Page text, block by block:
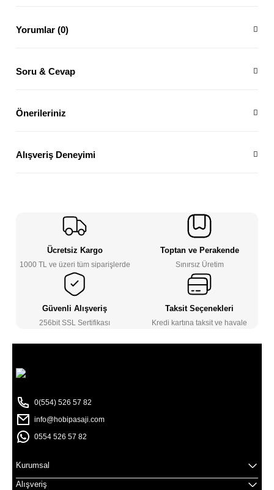
Yorumlar (0)
Soru & Cevap
Önerileriniz
Alışveriş Deneyimi
Ücretsiz Kargo
1000 TL ve üzeri tüm siparişlerde
Toptan ve Perakende
Sınırsız Üretim
Güvenli Alışveriş
256bit SSL Sertifikası
Taksit Seçenekleri
Kredi kartına taksit ve havale
0(554) 526 57 82
info@hobipasaji.com
0554 526 57 82
Kurumsal
Alışveriş